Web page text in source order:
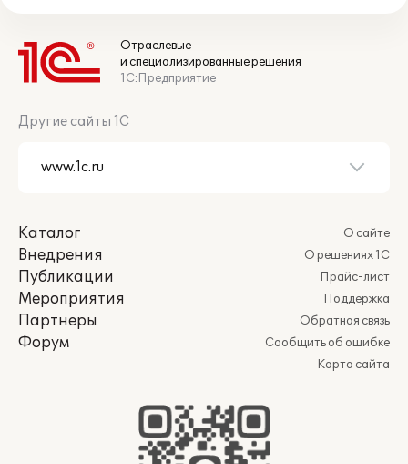
Отраслевые
и специализированные решения
1С:Предприятие
Другие сайты 1С
Каталог
Внедрения
Публикации
Мероприятия
Партнеры
Форум
О сайте
О решениях 1С
Прайс-лист
Поддержка
Обратная связь
Сообщить об ошибке
Карта сайта